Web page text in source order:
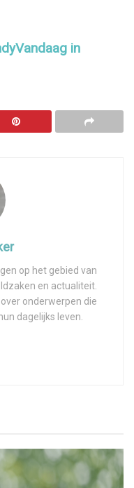
in
op het gebied van
en actualiteit.
onderwerpen die
dagelijks leven.